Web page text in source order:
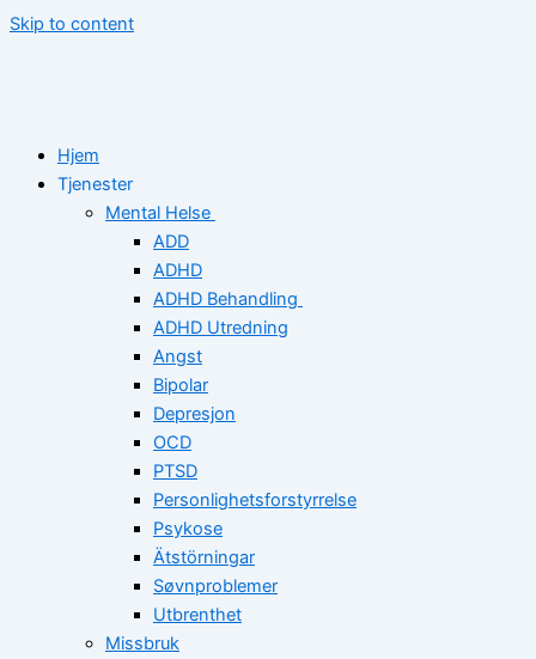
Skip to content
Hjem
Tjenester
Mental Helse
ADD
ADHD
ADHD Behandling
ADHD Utredning
Angst
Bipolar
Depresjon
OCD
PTSD
Personlighetsforstyrrelse
Psykose
Ätstörningar
Søvnproblemer
Utbrenthet
Missbruk